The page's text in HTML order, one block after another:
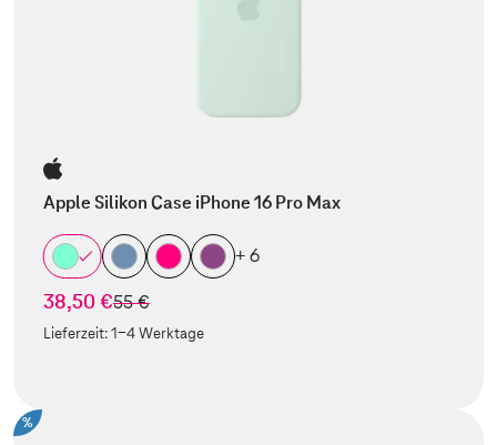
Apple Silikon Case iPhone 16 Pro Max
+ 6
38,50 €statt
55 €
Lieferzeit:1-4 Werktage
%